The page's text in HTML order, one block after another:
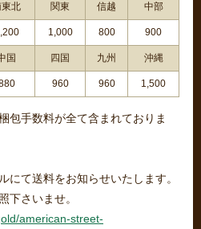
北 関東 信越 中部
1,000 800 900
国 四国 九州 沖縄
960 960 1,500
包手数料が全て含まれておりま
て送料をお知らせいたします。
下さいませ。
american-street-